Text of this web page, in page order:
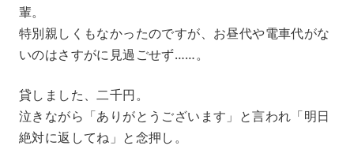
輩。
特別親しくもなかったのですが、お昼代や電車代がな
いのはさすがに見過ごせず……。
貸しました、二千円。
泣きながら「ありがとうございます」と言われ「明日
絶対に返してね」と念押し。